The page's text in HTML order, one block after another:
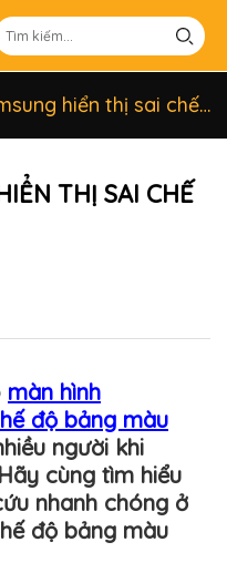
thị sai chế độ bảng màu sắc
THỊ SAI CHẾ
màn hình
độ bảng màu
người khi
cùng tìm hiểu
nhanh chóng ở
độ bảng màu